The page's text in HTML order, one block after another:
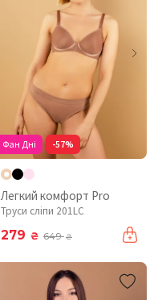
Фан Дні -57%
Легкий комфорт Pro
Труси сліпи 201LC
279 ₴ 649₴